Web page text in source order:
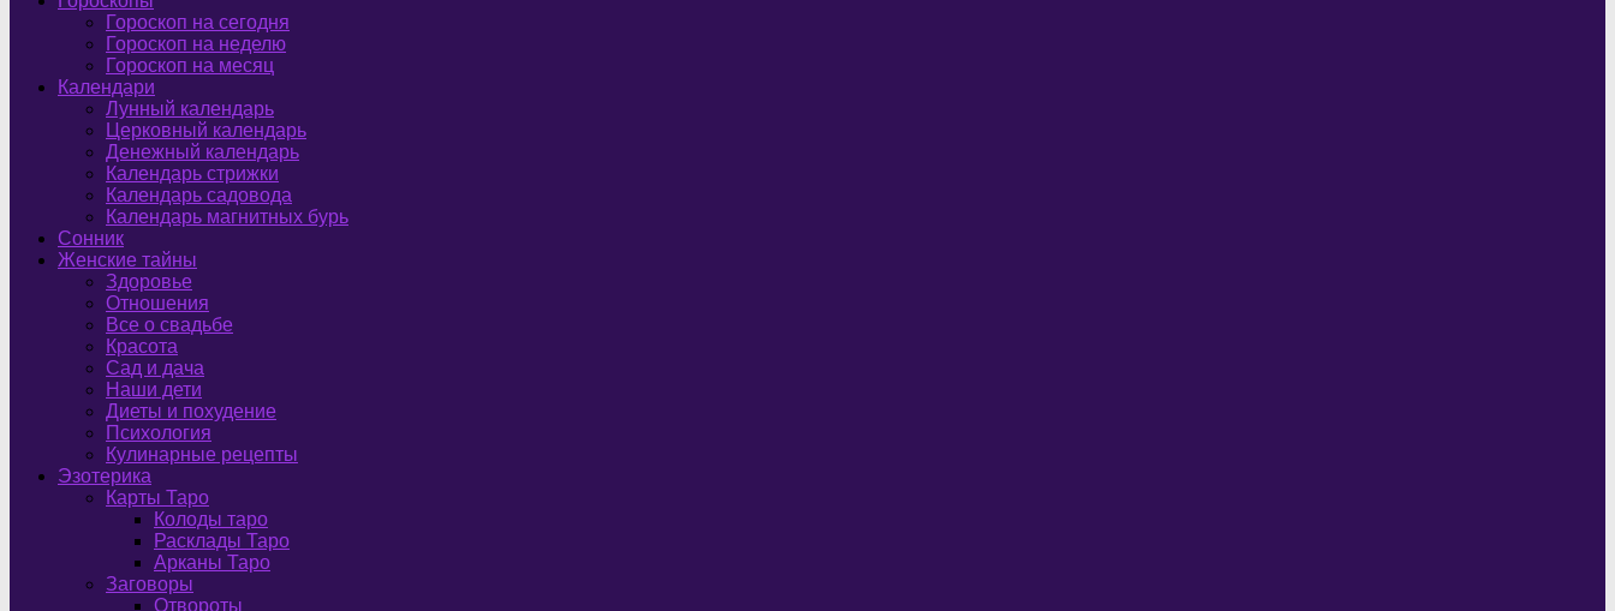
Гороскоп на сегодня
Гороскоп на неделю
Гороскоп на месяц
Календари
Лунный календарь
Церковный календарь
Денежный календарь
Календарь стрижки
Календарь садовода
Календарь магнитных бурь
Сонник
Женские тайны
Здоровье
Отношения
Все о свадьбе
Красота
Сад и дача
Наши дети
Диеты и похудение
Психология
Кулинарные рецепты
Эзотерика
Карты Таро
Колоды таро
Расклады Таро
Арканы Таро
Заговоры
Отвороты